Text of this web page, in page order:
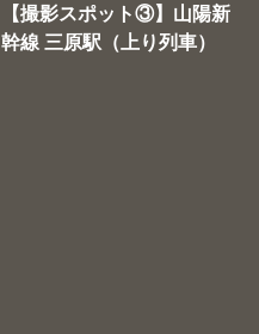
【撮影スポット③】山陽新
幹線 三原駅（上り列車）